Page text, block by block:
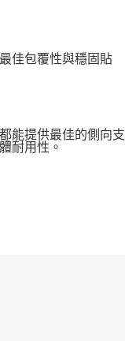
佳包覆性與穩固貼
能提供最佳的側向支
耐用性。